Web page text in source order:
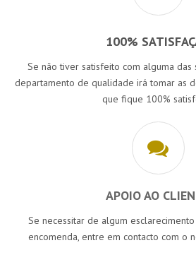
100%
Se não tiver satisfeito com alguma das
departamento de qualidade irá tomar as
que fique 100%
APOIO AO
Se necessitar de algum
encomenda, entre em contacto com o